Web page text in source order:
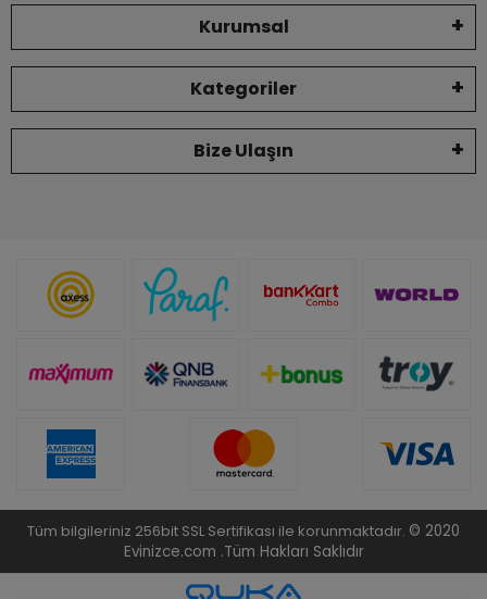
Kurumsal
Kategoriler
Bize Ulaşın
Tüm bilgileriniz 256bit SSL Sertifikası ile korunmaktadır. © 2020
Evinizce.com .Tüm Hakları Saklıdır